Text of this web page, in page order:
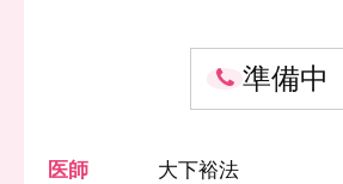
準備中
医師 大下裕法